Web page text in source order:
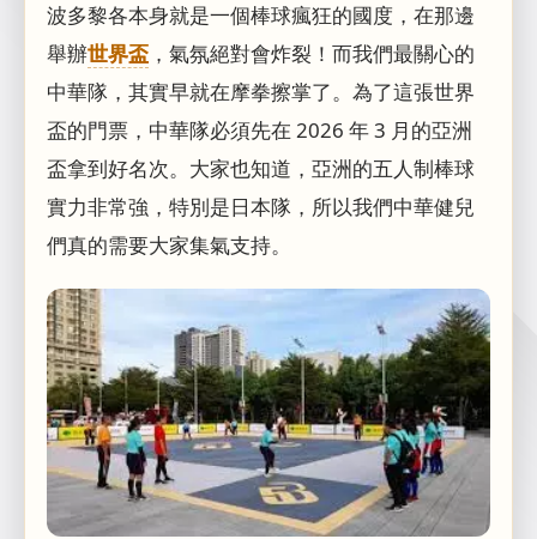
波多黎各本身就是一個棒球瘋狂的國度，在那邊
舉辦世界盃 ，氣氛絕對會炸裂！而我們最關心的
中華隊，其實早就在摩拳擦掌了。為了這張世界
盃的門票，中華隊必須先在 2026 年 3 月的亞洲
盃拿到好名次。大家也知道，亞洲的五人制棒球
實力非常強，特別是日本隊，所以我們中華健兒
們真的需要大家集氣支持。